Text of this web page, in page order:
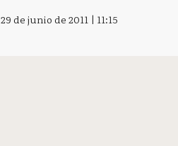
29 de junio de 2011 | 11:15